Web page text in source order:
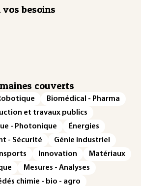
besoins
couverts
Biomédical - Pharma
et travaux publics
- Photonique
Énergies
- Sécurité
Génie industriel
Innovation
Matériaux
Mesures - Analyses
chimie - bio - agro